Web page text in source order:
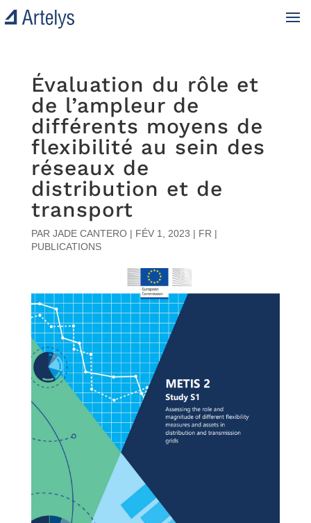
Évaluation du rôle et
de l’ampleur de
différents moyens de
flexibilité au sein des
réseaux de
distribution et de
transport
PAR JADE CANTERO| FÉV 1, 2023 | FR |
PUBLICATIONS